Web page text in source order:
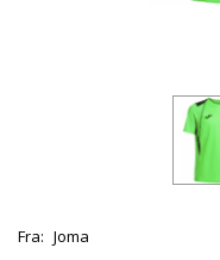
Fra: Joma